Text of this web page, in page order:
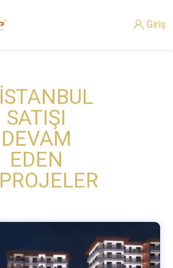
Giriş
İSTANBUL
SATIŞI
DEVAM
EDEN
PROJELER